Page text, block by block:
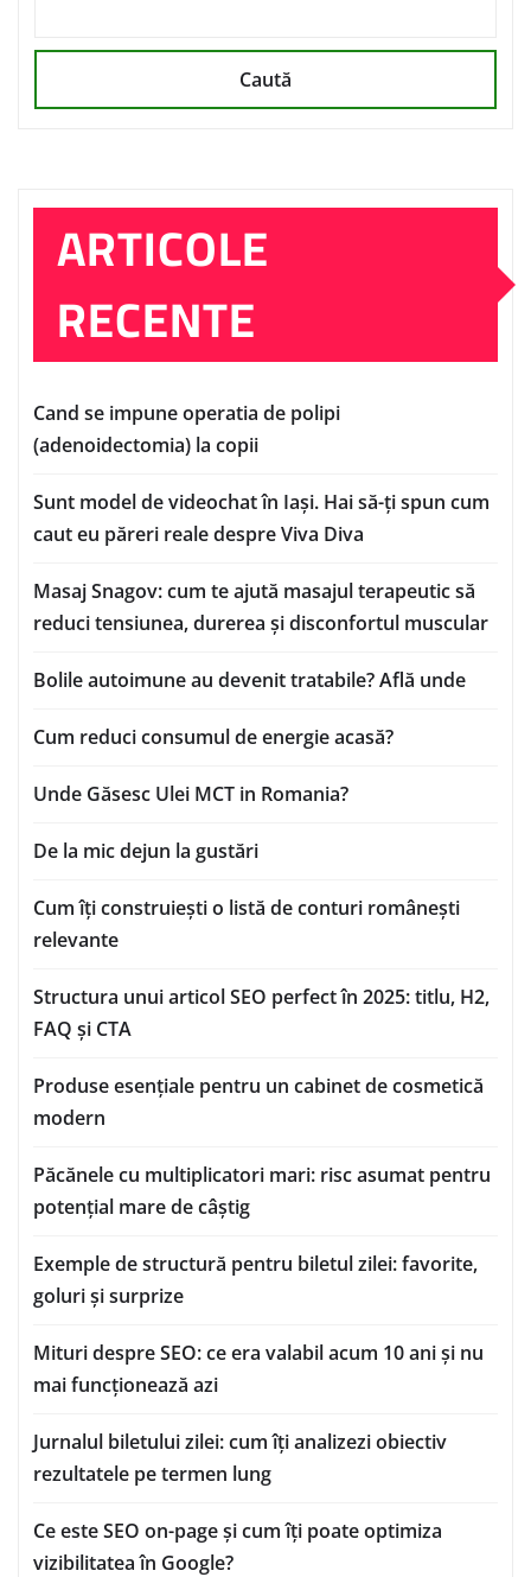
Caută
ARTICOLE
RECENTE
Cand se impune operatia de polipi
(adenoidectomia) la copii
Sunt model de videochat în Iași. Hai să-ți spun cum
caut eu păreri reale despre Viva Diva
Masaj Snagov: cum te ajută masajul terapeutic să
reduci tensiunea, durerea și disconfortul muscular
Bolile autoimune au devenit tratabile? Află unde
Cum reduci consumul de energie acasă?
Unde Găsesc Ulei MCT in Romania?
De la mic dejun la gustări
Cum îți construiești o listă de conturi românești
relevante
Structura unui articol SEO perfect în 2025: titlu, H2,
FAQ și CTA
Produse esențiale pentru un cabinet de cosmetică
modern
Păcănele cu multiplicatori mari: risc asumat pentru
potențial mare de câștig
Exemple de structură pentru biletul zilei: favorite,
goluri și surprize
Mituri despre SEO: ce era valabil acum 10 ani și nu
mai funcționează azi
Jurnalul biletului zilei: cum îți analizezi obiectiv
rezultatele pe termen lung
Ce este SEO on-page și cum îți poate optimiza
vizibilitatea în Google?